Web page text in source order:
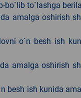
bo`lib to`lashga
amalga oshirish
o`n besh ish
amalga oshirish
besh ish kunida